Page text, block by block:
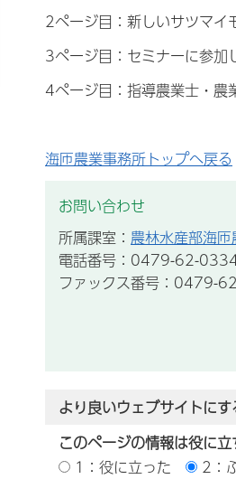
2ページ目：新しいサツマ
3ページ目：セミナーに参
4ページ目：指導農業士・
海匝農業事務所トップへ戻る
お問い合わせ
所属課室： 農林水産部海
電話番号：0479-62-
ファックス番号：0479-
より良いウェブサイトに
このページの情報は役に
1：役に立った
2：